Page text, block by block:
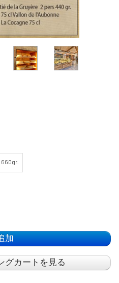
660gr.
加
グカートを見る